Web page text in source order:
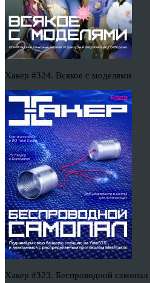
Хакер #324. Всякое с моделями
Хакер #323. Беспроводной самопал